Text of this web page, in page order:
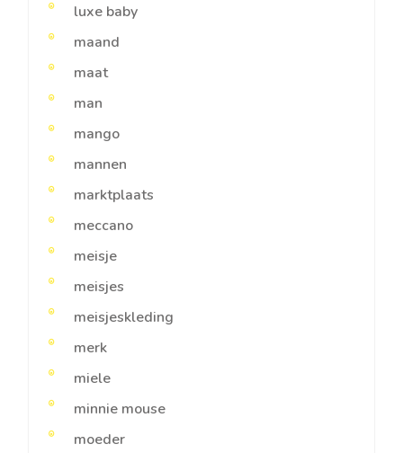
luxe baby
maand
maat
man
mango
mannen
marktplaats
meccano
meisje
meisjes
meisjeskleding
merk
miele
minnie mouse
moeder